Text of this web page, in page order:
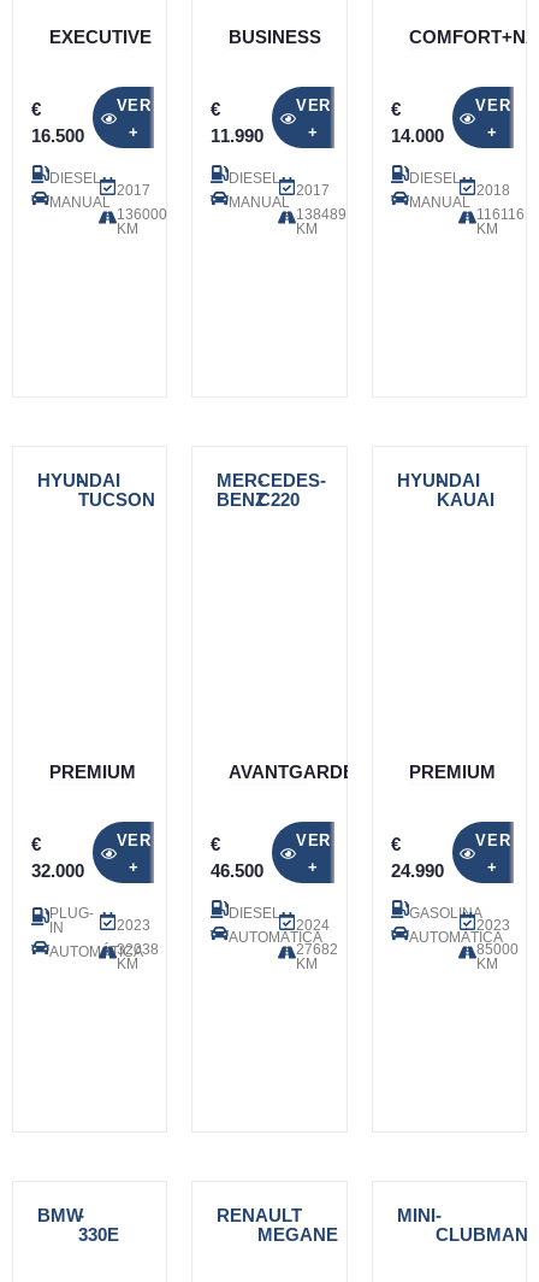
EXECUTIVE
€
16.500
VER
+
DIESEL
MANUAL
2017
136000
KM
BUSINESS
€
11.990
VER
+
DIESEL
MANUAL
2017
138489
KM
€
14.000
VER
+
DIESEL
MANUAL
2018
116116
KM
HYUNDAI
-
TUCSON
PREMIUM
€
32.000
VER
+
PLUG-
IN
AUTOMÁTICA
2023
32038
KM
MERCEDES-
BENZ
-
C220
AVANTGARDE
€
46.500
VER
+
DIESEL
AUTOMÁTICA
2024
27682
KM
HYUNDAI
-
KAUAI
PREMIUM
€
24.990
VER
+
GASOLINA
AUTOMÁTICA
2023
85000
KM
BMW-
330E
RENAULT
-
MEGANE
MINI-
CLUBMAN